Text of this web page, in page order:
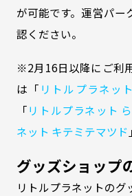
が可能です。運営パー
認ください。
※2月16日以降にご利
は「 リトルプラネッ
「リトルプラネット
ネット キテミテマツド
グッズショップ
リトルプラネットの